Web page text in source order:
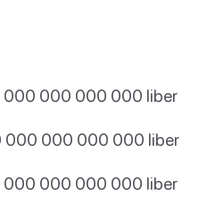
000 000 000 liber
000 000 000 liber
000 000 000 liber